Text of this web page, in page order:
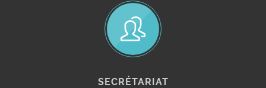
SECRÉTARIAT